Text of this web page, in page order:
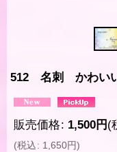
512 名刺 かわいい
販売価格: 1,500円 (
(税込: 1,650円)